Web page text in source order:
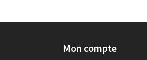
Mon compte